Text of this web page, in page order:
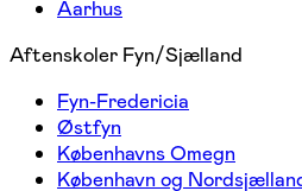
Aarhus
Aftenskoler Fyn/Sjælland
Fyn-Fredericia
Østfyn
Københavns Omegn
København og